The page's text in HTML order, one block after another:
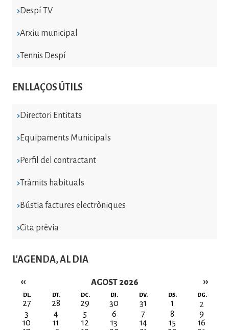
Despí TV
Arxiu municipal
Tennis Despí
ENLLAÇOS ÚTILS
Directori Entitats
Equipaments Municipals
Perfil del contractant
Tràmits habituals
Bústia factures electròniques
Cita prèvia
L'AGENDA, AL DIA
AGOST 2026
Paginació
‹‹ ››
DL. DT. DC. DJ. DV. DS. DG.
27 28 29 30 31 1
2
3
4 5 6 7 8
9
10
11 12 13 14 15
16